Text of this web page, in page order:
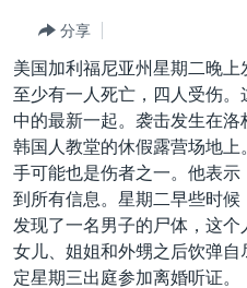
容
跳
到
导
航
到
港澳
国际
最新国际新闻
印太
中东
欧洲
非洲
分类新闻
经济·金融·贸易
人权·法律·宗教
科教·文娱·体健
军事
美中关系
热点专题
白宫要闻
国会报道
VOA视频
VOA今日焦点
分享
美国加利福尼亚州星期二晚上
至少有一人死亡，四人受伤
中的最新一起。袭击发生在
韩国人教堂的休假露营场地
手可能也是伤者之一。他表
到所有信息。星期二早些时
发现了一名男子的尸体，这个
女儿、姐姐和外甥之后饮弹
定星期三出庭参加离婚听证。